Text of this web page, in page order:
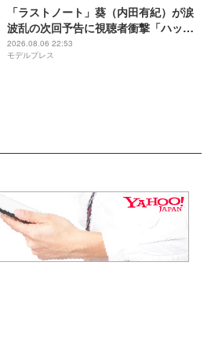
「ラストノート」葵（内田有紀）が涙
波乱の次回予告に視聴者衝撃「ハッピ
ーエンドに進むのかと思ったのに」
「不穏すぎる」【ネタバレあり】
2026.08.06 22:53
モデルプレス